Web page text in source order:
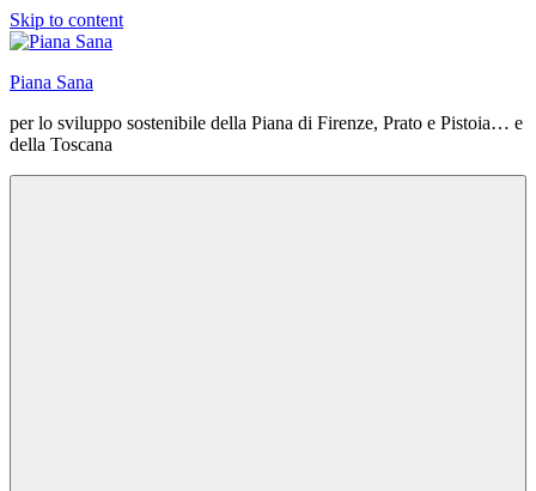
Skip to content
Piana Sana
per lo sviluppo sostenibile della Piana di Firenze, Prato e Pistoia… e
della Toscana